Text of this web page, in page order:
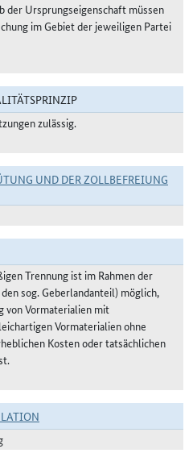
der Ursprungseigenschaft müssen
im Gebiet der jeweiligen Partei
zulässig.
UND DER ZOLLBEFREIUNG
Trennung ist im Rahmen der
sog. Geberlandanteil) möglich,
von Vormaterialien mit
Vormaterialien ohne
Kosten oder tatsächlichen